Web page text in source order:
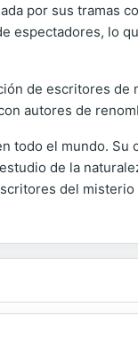
por sus tramas
espectadores, lo
de escritores de
autores de
todo el mundo. Su
de la
del misterio